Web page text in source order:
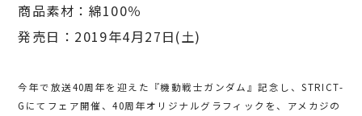
商品素材：綿100％
発売日：2019年4月27日(土)
今年で放送40周年を迎えた『機動戦士ガンダム』記念し、STRICT-
Gにてフェア開催、40周年オリジナルグラフィックを、アメカジの